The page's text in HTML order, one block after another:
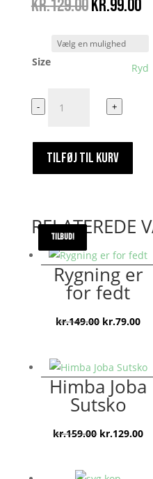
kr.129.00Den
pris
var:
kr.129.00.
kr.99.00Den
Size Ryd
Fissi
Prutti
- +
TILFØJ TIL KURV
RELATEREDE
TILBUD!
Rygning er
for fedt
kr.149.00 Den
var:
kr.149.00.
kr.79.00Den
er:
TILBUD!
Himba Joba
Sutsko
kr.159.00 Den
kr.129.00
TILBUD!